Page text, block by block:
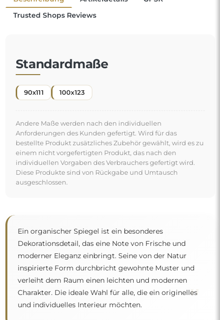
inspirierte Form durchbricht gewohnte Muster und
verleiht dem Raum einen leichten und modernen
Charakter. Die ideale Wahl für alle, die ein originelles
und individuelles Interieur möchten.
Kostenlose Lieferung und sicherer
Spiegel vollkommen sicher bei Ihnen ankommt, und das
völlig kostenlos. Wir verfügen über einen eigenen
Fuhrpark und geschultes Personal, deshalb können wir
garantieren, dass der Spiegel unversehrt ankommt, ohne
zusätzliche Kosten. Selbst wenn Sie einen Spiegel in
großen Abmessungen bestellen, können Sie mit einer